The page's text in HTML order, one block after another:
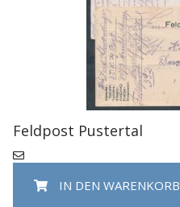
Feldpost Pustertal
IN DEN WARENKORB